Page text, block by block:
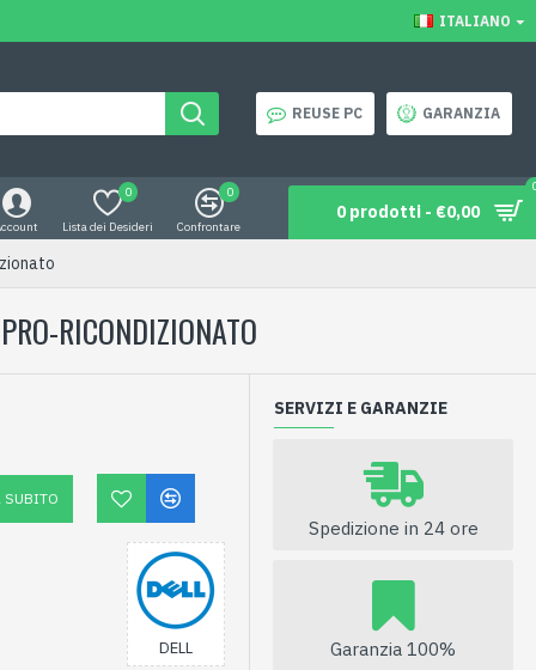
ITALIANO
REUSE PC GARANZIA
Lista dei Desideri
0
Confrontare
0
0 prodotti - €0,00
RICONDIZIONATO
DELL
SUBITO
SERVIZI E GARANZIE
Spedizione in 24 ore
Garanzia 100%